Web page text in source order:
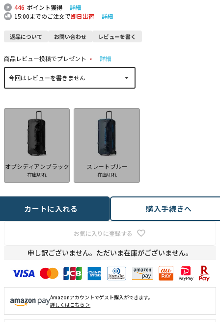
446 ポイント獲得
詳細
15:00までのご注文で即日出荷 詳細
返品について お問い合わせ レビューを書く
商品レビュー投稿でプレゼント
(
詳細
オブシディアンブラック
在庫切れ
スレートブルー
在庫切れ
お気に入りに登録する
カートに入れる 購入手続きへ
申し訳ございません。ただいま在庫がございません。
Amazonアカウントでゲスト購入ができます。
詳しくはこちら ＞